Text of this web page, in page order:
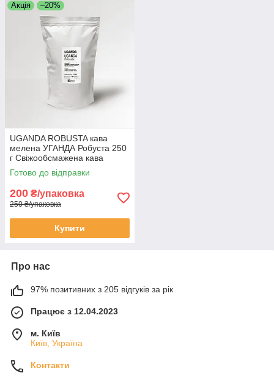
Акція –20%
UGANDA ROBUSTA кава
мелена УГАНДА Робуста 250
г Свіжообсмажена кава
Моносорт
Готово до відправки
200 ₴/упаковка
250 ₴/упаковка
Купити
Про нас
97% позитивних з 205 відгуків за рік
Працює з 12.04.2023
м. Київ
Київ, Україна
Контакти